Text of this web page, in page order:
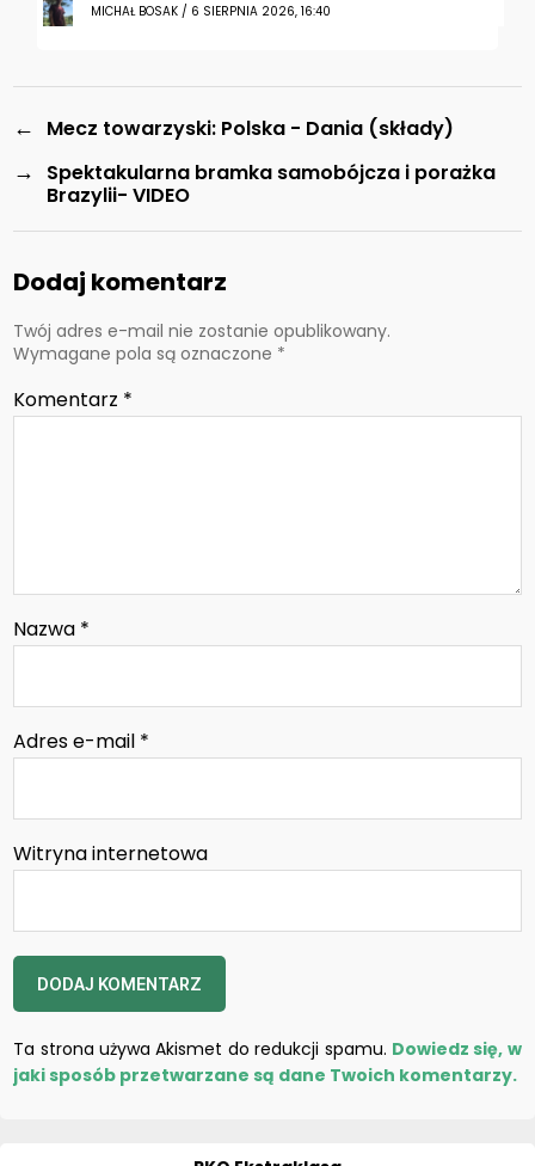
MICHAŁ BOSAK / 6 SIERPNIA 2026, 16:40
← Mecz towarzyski: Polska - Dania (składy)
→
Spektakularna bramka samobójcza i porażka
Brazylii- VIDEO
Dodaj komentarz
Twój adres e-mail nie zostanie opublikowany.
Wymagane pola są oznaczone *
Komentarz *
Nazwa *
Adres e-mail *
Witryna internetowa
Ta strona używa Akismet do redukcji spamu. Dowiedz się, w
jaki sposób przetwarzane są dane Twoich komentarzy.